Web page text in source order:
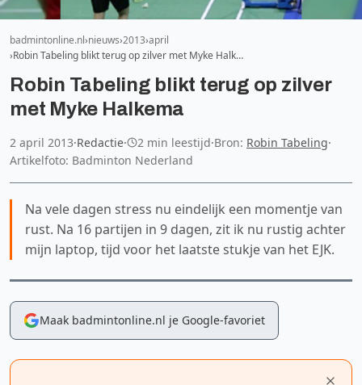
badmintonline.nl nieuws 2013 april
Robin Tabeling blikt terug op zilver met Myke Halk…
Robin Tabeling blikt terug op zilver
met Myke Halkema
2 april 2013·Redactie· 2 min leestijd·Bron: Robin Tabeling·
Artikelfoto: Badminton Nederland
Na vele dagen stress nu eindelijk een momentje van
rust. Na 16 partijen in 9 dagen, zit ik nu rustig achter
mijn laptop, tijd voor het laatste stukje van het EJK.
Maak badmintonline.nl je Google-favoriet